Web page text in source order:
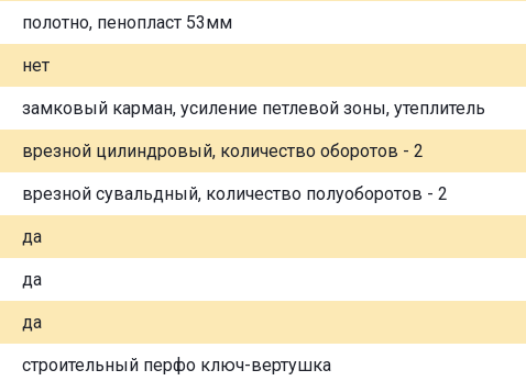
полотно, пенопласт 53мм
нет
замковый карман, усиление петлевой зоны, утеплитель
врезной цилиндровый, количество оборотов - 2
врезной сувальдный, количество полуоборотов - 2
да
да
да
строительный перфо ключ-вертушка